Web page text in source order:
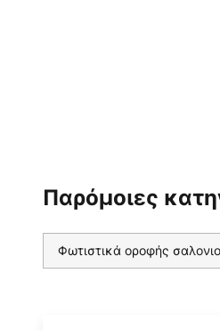
Παρόμοιες
Φωτιστικά οροφής